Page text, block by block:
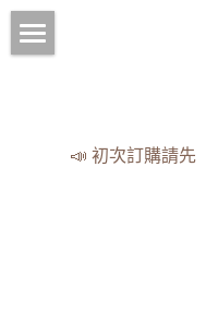
📣 初次訂購請先
項鍊 Necklaces